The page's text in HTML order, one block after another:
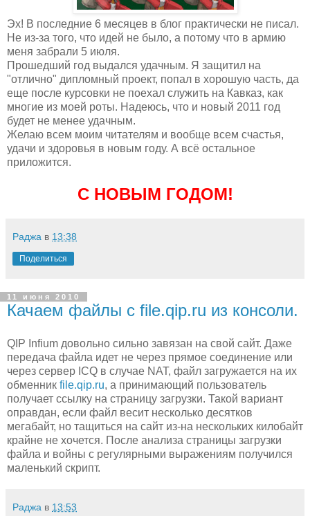
Эх! В последние 6 месяцев в блог практически не писал.
Не из-за того, что идей не было, а потому что в армию
меня забрали 5 июля.
Прошедший год выдался удачным. Я защитил на
"отлично" дипломный проект, попал в хорошую часть, да
еще после курсовки не поехал служить на Кавказ, как
многие из моей роты. Надеюсь, что и новый 2011 год
будет не менее удачным.
Желаю всем моим читателям и вообще всем счастья,
удачи и здоровья в новым году. А всё остальное
приложится.
С НОВЫМ ГОДОМ!
Раджа в 13:38
Поделиться
11 июня 2010
Качаем файлы с file.qip.ru из консоли.
QIP Infium довольно сильно завязан на свой сайт. Даже
передача файла идет не через прямое соединение или
через сервер ICQ в случае NAT, файл загружается на их
обменник file.qip.ru, а принимающий пользователь
получает ссылку на страницу загрузки. Такой вариант
оправдан, если файл весит несколько десятков
мегабайт, но тащиться на сайт из-на нескольких килобайт
крайне не хочется. После анализа страницы загрузки
файла и войны с регулярными выражениям получился
маленький скрипт.
Раджа в 13:53